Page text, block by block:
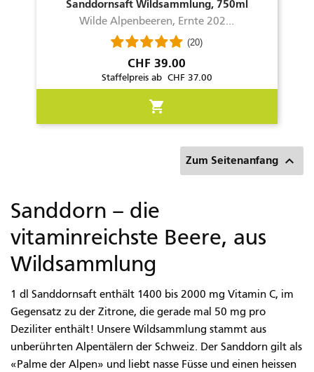
Sanddornsaft Wildsammlung, 750ml
Wilde Alpenbeeren, Ernte 202...
(20)
Preis
CHF 39.00
Staffelpreis ab CHF 37.00
shopping_cart
Zum Seitenanfang 
Sanddorn – die
vitaminreichste Beere, aus
Wildsammlung
1 dl Sanddornsaft enthält 1400 bis 2000 mg Vitamin C, im
Gegensatz zu der Zitrone, die gerade mal 50 mg pro
Deziliter enthält! Unsere Wildsammlung stammt aus
unberührten Alpentälern der Schweiz. Der Sanddorn gilt als
«Palme der Alpen» und liebt nasse Füsse und einen heissen